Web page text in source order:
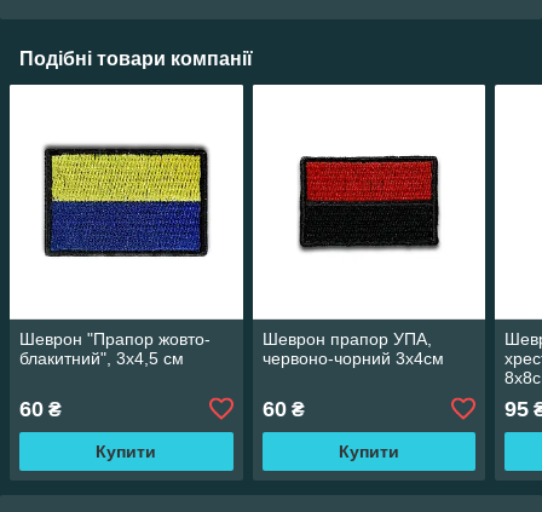
Подібні товари компанії
Шеврон "Прапор жовто-
блакитний", 3х4,5 см
60 ₴
Купити
Шеврон прапор УПА,
червоно-чорний 3х4см
60₴
Купити
95